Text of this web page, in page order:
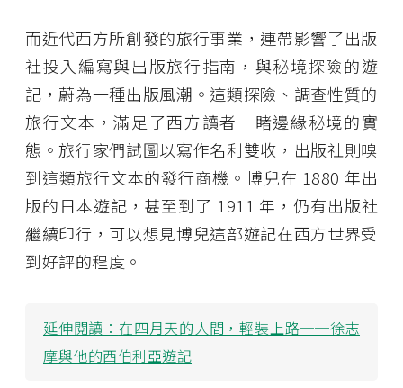
而近代西方所創發的旅行事業，連帶影響了出版
社投入編寫與出版旅行指南，與秘境探險的遊
記，蔚為一種出版風潮。這類探險、調查性質的
旅行文本，滿足了西方讀者一睹邊緣秘境的實
態。旅行家們試圖以寫作名利雙收，出版社則嗅
到這類旅行文本的發行商機。博兒在 1880 年出
版的日本遊記，甚至到了 1911 年，仍有出版社
繼續印行，可以想見博兒這部遊記在西方世界受
到好評的程度。
延伸閱讀： 在四月天的人間，輕裝上路──徐志
摩與他的西伯利亞遊記